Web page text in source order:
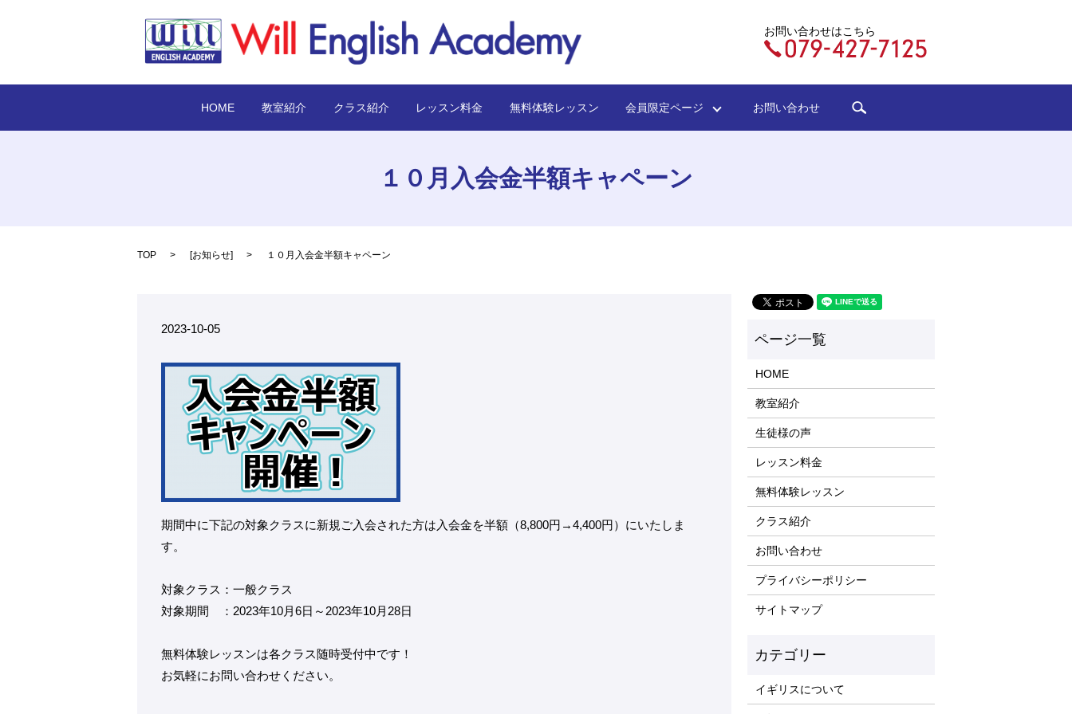
お問い合わせはこちら
HOME 教室紹介 クラス紹介 レッスン料金 無料体験レッスン 会員限定ページ お問い合わせ
１０月入会金半額キャペーン
TOP [お知らせ] １０月入会金半額キャペーン
2023-10-05
期間中に下記の対象クラスに新規ご入会された方は入会金を半額（8,800円→4,400円）にいたしま
す。
対象クラス：一般クラス
対象期間 ：2023年10月6日～2023年10月28日
無料体験レッスンは各クラス随時受付中です！
お気軽にお問い合わせください。
HOME
教室紹介
生徒様の声
レッスン料金
無料体験レッスン
クラス紹介
お問い合わせ
プライバシーポリシー
サイトマップ
イギリスについて